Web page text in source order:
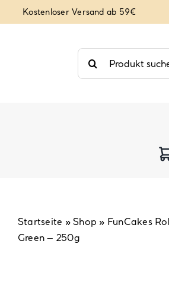
Inhalt
Kostenloser Versand ab 59€
Suche
nach:
Backzubehör & Backwerkzeug
Startseite »Shop » FunCakes
Green – 250g